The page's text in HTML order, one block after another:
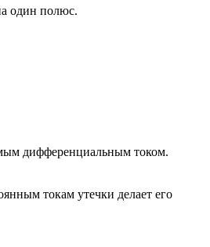
один полюс.
дифференциальным током.
токам утечки делает его